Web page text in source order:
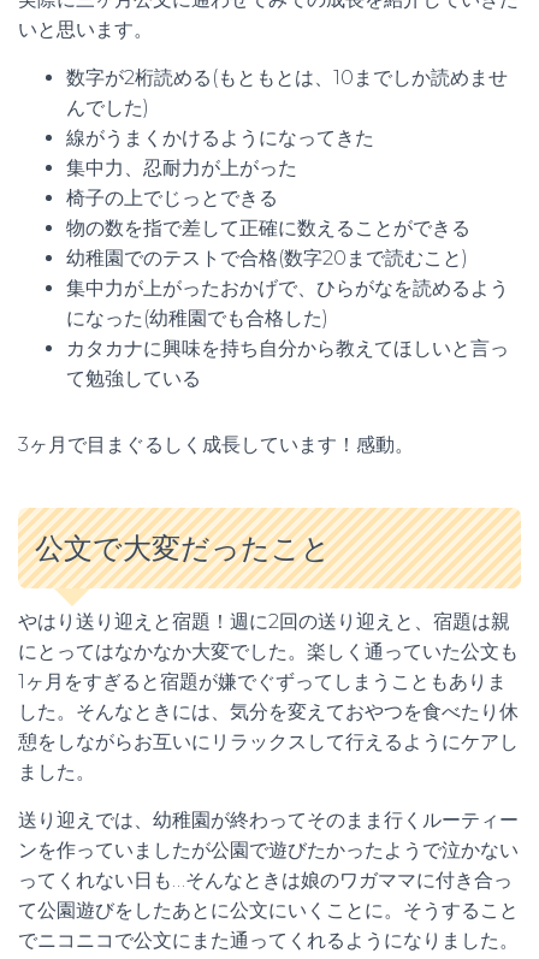
いと思います。
数字が2桁読める(もともとは、10までしか読めませ
んでした)
線がうまくかけるようになってきた
集中力、忍耐力が上がった
椅子の上でじっとできる
物の数を指で差して正確に数えることができる
幼稚園でのテストで合格(数字20まで読むこと)
集中力が上がったおかげで、ひらがなを読めるよう
になった(幼稚園でも合格した)
カタカナに興味を持ち自分から教えてほしいと言っ
て勉強している
3ヶ月で目まぐるしく成長しています！感動。
公文で大変だったこと
やはり送り迎えと宿題！週に2回の送り迎えと、宿題は親
にとってはなかなか大変でした。楽しく通っていた公文も
1ヶ月をすぎると宿題が嫌でぐずってしまうこともありま
した。そんなときには、気分を変えておやつを食べたり休
憩をしながらお互いにリラックスして行えるようにケアし
ました。
送り迎えでは、幼稚園が終わってそのまま行くルーティー
ンを作っていましたが公園で遊びたかったようで泣かない
ってくれない日も…そんなときは娘のワガママに付き合っ
て公園遊びをしたあとに公文にいくことに。そうすること
でニコニコで公文にまた通ってくれるようになりました。